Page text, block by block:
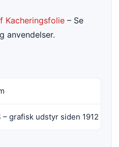
Kacheringsfolie – Se
anvendelser.
– grafisk udstyr siden 1912